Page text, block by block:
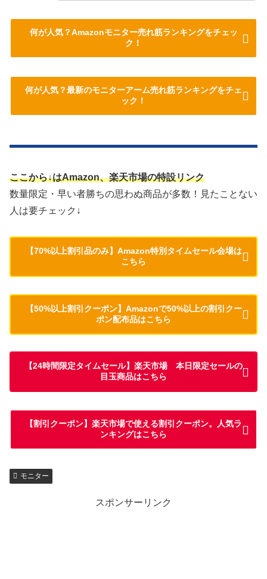
何が人気？Amazonモニター売れ筋ランキングをチェッ
ク！
何が人気？最新のモニターアーム売れ筋ランキングをチェ
ック！
ここから↓はAmazon、楽天市場の特設リンク
数量限定・早い者勝ちの思わぬ商品が多数！見たことない
人は要チェック↓
【70%以上割引品のみ】Amazon特別タイムセール会場は
こちら
【50%以上割引クーポン】Amazonで50%以上の割引クー
ポン配布品はこちら
【24時間限定タイムセール】楽天市場 本日限定セールの
目玉商品はこちら
【割引クーポン】楽天市場で使える割引クーポン。人気ラ
ンキングはこちら
モニター
スポンサーリンク